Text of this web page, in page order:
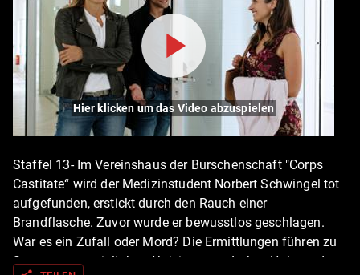
Hier klicken um das Video abzuspielen
Staffel 13- Im Vereinshaus der Burschenschaft "Corps
Castitate“ wird der Medizinstudent Norbert Schwingel tot
aufgefunden, erstickt durch den Rauch einer
Brandflasche. Zuvor wurde er bewusstlos geschlagen.
War es ein Zufall oder Mord? Die Ermittlungen führen zu
Spannungen mit linken Aktivisten um Lukas Huber, oder